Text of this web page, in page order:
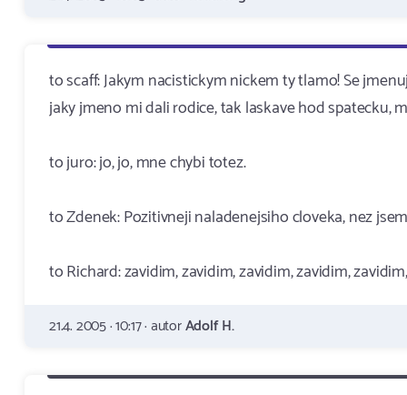
to scaff: Jakym nacistickym nickem ty tlamo! Se
jaky jmeno mi dali rodice, tak laskave hod spatecku,
to juro: jo, jo, mne chybi totez.
to Zdenek: Pozitivneji naladenejsiho cloveka, nez
to Richard: zavidim, zavidim, zavidim, zavidim,
21.4. 2005 · 10:17 · autorAdolf H.